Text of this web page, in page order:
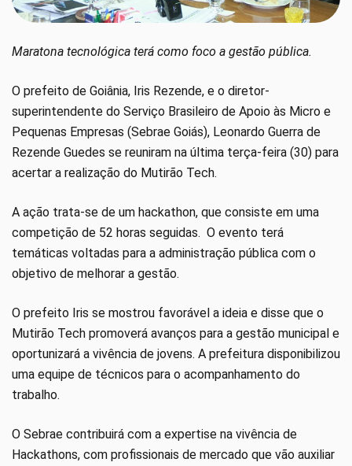
Maratona tecnológica terá como foco a gestão pública.
O prefeito de Goiânia, Iris Rezende, e o diretor-
superintendente do Serviço Brasileiro de Apoio às Micro e
Pequenas Empresas (Sebrae Goiás), Leonardo Guerra de
Rezende Guedes se reuniram na última terça-feira (30) para
acertar a realização do Mutirão Tech.
A ação trata-se de um hackathon, que consiste em uma
competição de 52 horas seguidas. O evento terá
temáticas voltadas para a administração pública com o
objetivo de melhorar a gestão.
O prefeito Iris se mostrou favorável a ideia e disse que o
Mutirão Tech promoverá avanços para a gestão municipal e
oportunizará a vivência de jovens. A prefeitura disponibilizou
uma equipe de técnicos para o acompanhamento do
trabalho.
O Sebrae contribuirá com a expertise na vivência de
Hackathons, com profissionais de mercado que vão auxiliar